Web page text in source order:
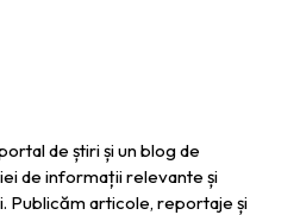
de știri și un blog de
de informații relevante și
Publicăm articole, reportaje și